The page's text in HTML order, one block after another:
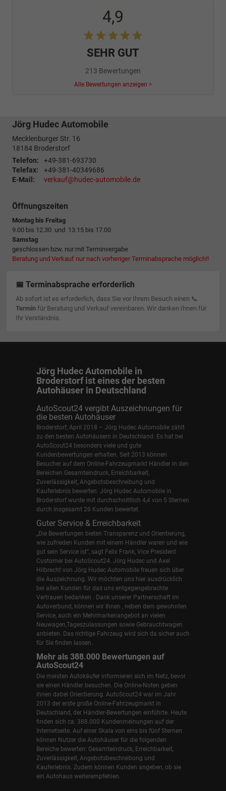
4,9
SEHR GUT
213 Bewertungen
Alle Bewertungen anzeigen >
Jörg Hudec Automobile
Mecklenburger Str. 16
18184 Broderstorf
Telefon:
+49-381-693730
Telefax:
+49-381-40349686
E-Mail:
verkauf@hudec-automobile.de
Öffnungszeiten
Montag bis Freitag
9.00 bis 12.30 und 13.15 bis 17.00
Samstag
geschlossen bzw. nur mit Terminvergabe
Beratung und Verkauf nur nach vorheriger Terminabsprache möglich!!
📅 Terminabsprache erforderlich
Ab sofort ist es erforderlich, dass Sie vor Ihrem Besuch einen 📞
Terminfür Beratung und Verkauf vereinbaren. Wir danken Ihnen für
Ihr Verständnis.
Jörg Hudec Automobile in
Broderstorf ist eines der besten
Autohäuser in Deutschland
AutoScout24 vergibt Auszeichnungen für
die besten Autohäuser
Broderstorf, April 2018 – Jörg Hudec Automobile zählt
zu den besten Autohäusern in Deutschland. Es hat bei
AutoScout24 besonders viele und gute
Kundenbewertungen erhalten. Seit 2013 können
Besucher auf dem Online-Fahrzeugmarkt Händler in den
Bereichen Gesamteindruck, Erreichbarkeit,
Zuverlässigkeit, Angebotsbeschreibung und
Kauferlebnis bewerten. Jörg Hudec Automobile in
Broderstorf wurde mit durchschnittlich 4,4 von 5 Sternen
durch insgesamt 26 Kunden bewertet.
Guter Service & Erreichbarkeit
„Die Bewertungen bieten Transparenz und Orientierung,
wie zufrieden Kunden mit einem Händler waren und wie
gut sein Service ist“, sagt Felix Frank, Vice President
Customer bei AutoScout24. Jörg Hudec und Axel
Hilbrecht von Jörg Hudec Automobile freuen sich über
die Auszeichnung. Wir möchten uns hier ausdrücklich
bei allen Kunden für das uns entgegengebrachte
Vertrauen bedanken . Dank unserer Partnerschaft im
Autoverbund, können wir Ihnen , neben dem gewohnten
Service, auch ein Mehrmarkenangebot an vielen
Neuwagen,Tageszulassungen sowie Gebrauchtwagen
anbieten. Das richtige Fahrzeug wird sich da sicher auch
für Sie finden lassen.
Mehr als 388.000 Bewertungen auf
AutoScout24
Die meisten Autokäufer informieren sich im Netz, bevor
sie einen Händler besuchen. Die Online-Noten geben
ihnen dabei Orientierung. AutoScout24 war im Jahr
2013 der erste große Online-Fahrzeugmarkt in
Deutschland, der Händler-Bewertungen einführte. Heute
finden sich ca. 388.000 Kundenmeinungen auf der
Internetseite. Auf einer Skala von eins bis fünf Sternen
können Nutzer die Autohäuser für die folgenden
Bereiche bewerten: Gesamteindruck, Erreichbarkeit,
Zuverlässigkeit, Angebotsbeschreibung und
Kauferlebnis. Zudem können Kunden angeben, ob sie
ein Autohaus weiterempfehlen.